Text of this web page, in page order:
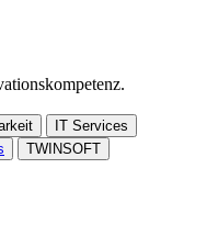
IT Services
TWINSOFT